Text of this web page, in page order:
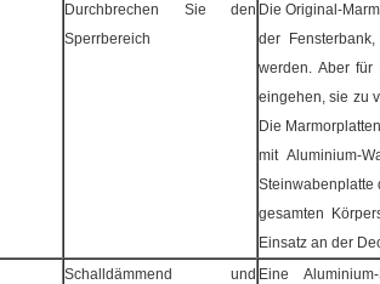
Durchbrechen Sie den
Sperrbereich
Die Original-
der
werden. Aber
eingehen, sie zu
Die
mit Aluminium-
Steinwabenplatte
gesamten
Einsatz an der
Schalldämmend und Eine